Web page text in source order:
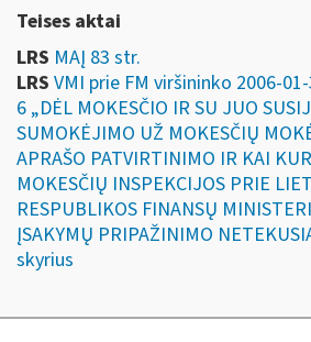
Teises aktai
LRS MAĮ 83 str.
LRS VMI prie FM viršininko 2006-
6 „DĖL MOKESČIO IR SU JUO
SUMOKĖJIMO UŽ MOKESČIŲ
APRAŠO PATVIRTINIMO IR KAI
MOKESČIŲ INSPEKCIJOS PRIE
RESPUBLIKOS FINANSŲ
ĮSAKYMŲ PRIPAŽINIMO
skyrius